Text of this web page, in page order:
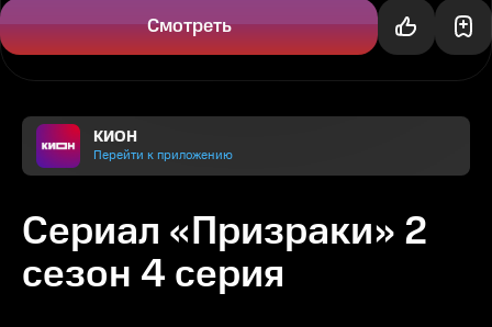
Смотреть
КИОН
Перейти к приложению
Сериал «Призраки» 2
сезон 4 серия